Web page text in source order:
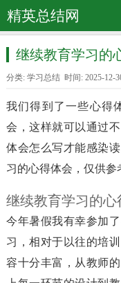
精英总结网
继续教育学习的
分类: 学习总结时间: 2025-12-
我们得到了一些心得
会，这样就可以通过
体会怎么写才能感染
习的心得体会，仅供参
继续教育学习的心
今年暑假我有幸参加
习，相对于以往的培
容十分丰富，从教师